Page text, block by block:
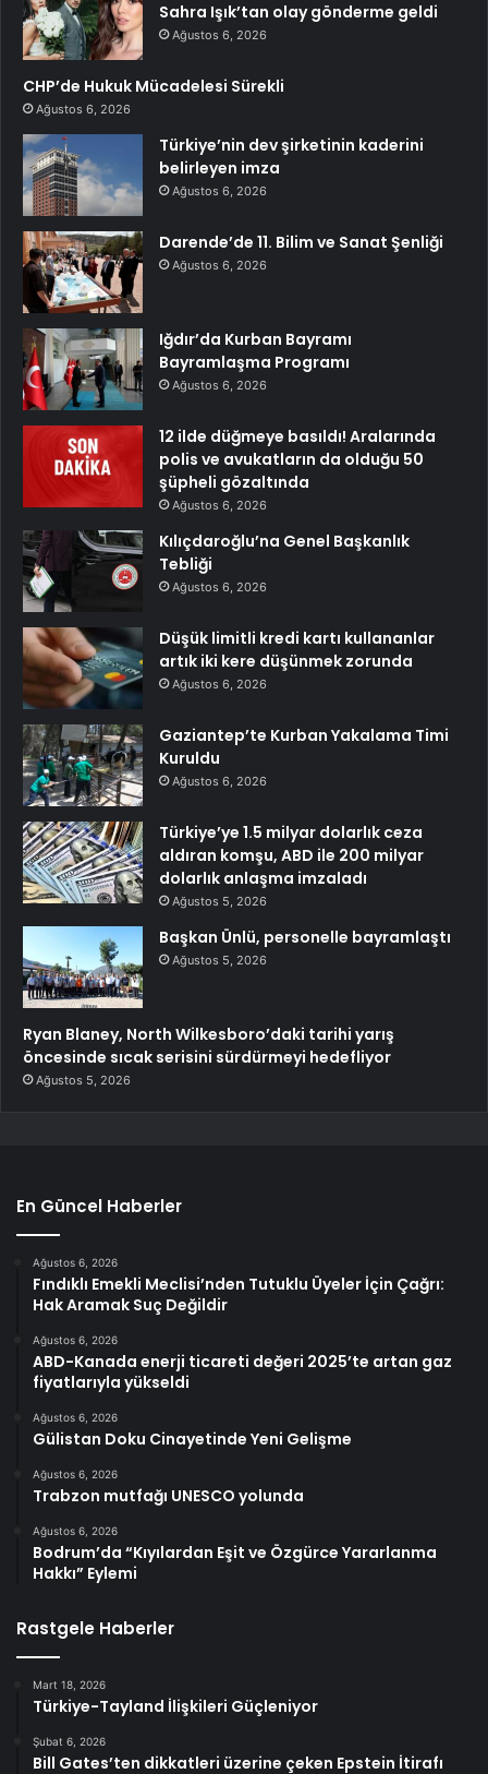
Sahra Işık’tan olay gönderme geldi
Ağustos 6, 2026
CHP’de Hukuk Mücadelesi Sürekli
Ağustos 6, 2026
Türkiye’nin dev şirketinin kaderini
belirleyen imza
Ağustos 6, 2026
Darende’de 11. Bilim ve Sanat Şenliği
Ağustos 6, 2026
Iğdır’da Kurban Bayramı
Bayramlaşma Programı
Ağustos 6, 2026
12 ilde düğmeye basıldı! Aralarında
polis ve avukatların da olduğu 50
şüpheli gözaltında
Ağustos 6, 2026
Kılıçdaroğlu’na Genel Başkanlık
Tebliği
Ağustos 6, 2026
Düşük limitli kredi kartı kullananlar
artık iki kere düşünmek zorunda
Ağustos 6, 2026
Gaziantep’te Kurban Yakalama Timi
Kuruldu
Ağustos 6, 2026
Türkiye’ye 1.5 milyar dolarlık ceza
aldıran komşu, ABD ile 200 milyar
dolarlık anlaşma imzaladı
Ağustos 5, 2026
Başkan Ünlü, personelle bayramlaştı
Ağustos 5, 2026
Ryan Blaney, North Wilkesboro’daki tarihi yarış
öncesinde sıcak serisini sürdürmeyi hedefliyor
Ağustos 5, 2026
En Güncel Haberler
Ağustos 6, 2026
Fındıklı Emekli Meclisi’nden Tutuklu Üyeler İçin Çağrı:
Hak Aramak Suç Değildir
Ağustos 6, 2026
ABD-Kanada enerji ticareti değeri 2025’te artan gaz
fiyatlarıyla yükseldi
Ağustos 6, 2026
Gülistan Doku Cinayetinde Yeni Gelişme
Ağustos 6, 2026
Trabzon mutfağı UNESCO yolunda
Ağustos 6, 2026
Bodrum’da “Kıyılardan Eşit ve Özgürce Yararlanma
Hakkı” Eylemi
Rastgele Haberler
Mart 18, 2026
Türkiye-Tayland İlişkileri Güçleniyor
Şubat 6, 2026
Bill Gates’ten dikkatleri üzerine çeken Epstein İtirafı